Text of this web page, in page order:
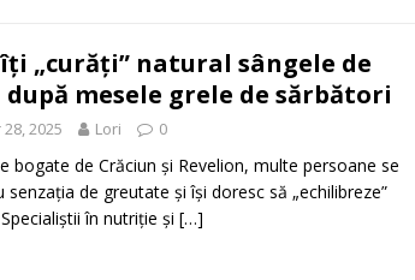
îți „curăți” natural sângele de
mesele grele de sărbători
2025 Lori 0
bogate de Crăciun și Revelion, multe persoane se
senzația de greutate și își doresc să „echilibreze”
în nutriție și […]